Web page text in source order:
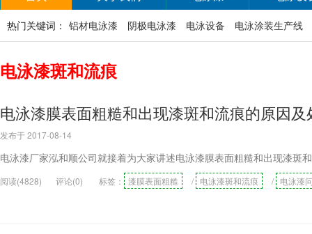
热门关键词： 铝材电泳漆 阴极电泳漆 电泳设备 电泳涂装生产线
电泳漆斑和流痕
电泳漆膜表面粗糙和出现漆斑和流痕的原因
发布于 2017-08-14
电泳漆厂家泓和顺公司就接着为大家讲述电泳漆膜表面粗糙和出现漆斑
阅读(4828) 评论(0) 标签： 漆膜表面粗糙 / 电泳漆斑和流痕 / 电泳漆